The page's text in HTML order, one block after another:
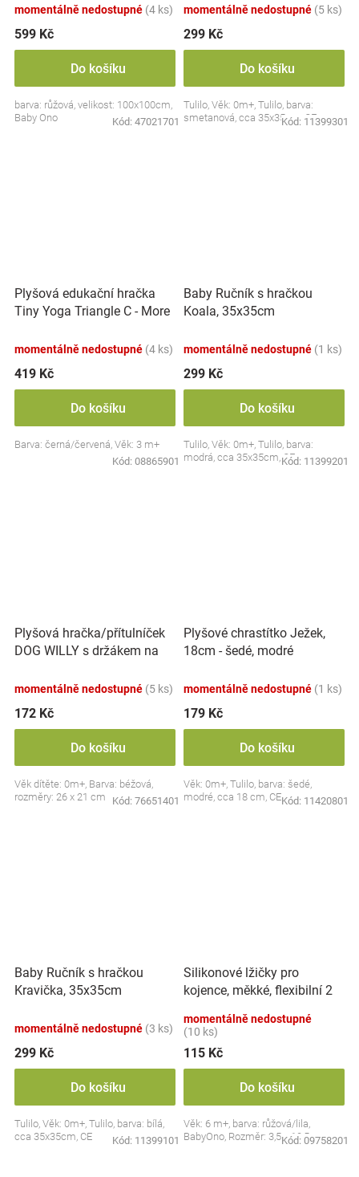
momentálně nedostupné (4 ks)
599 Kč
Do košíku
barva: růžová, velikost: 100x100cm,
Baby Ono
Kód: 47021701
momentálně nedostupné (5 ks)
299 Kč
Do košíku
Tulilo, Věk: 0m+, Tulilo, barva:
smetanová, cca 35x35cm, CE
Kód: 11399301
Plyšová edukační hračka
Tiny Yoga Triangle C - More
BabyOno
momentálně nedostupné (4 ks)
419 Kč
Do košíku
Barva: černá/červená, Věk: 3 m+
Kód: 08865901
Baby Ručník s hračkou
Koala, 35x35cm
momentálně nedostupné (1 ks)
299 Kč
Do košíku
Tulilo, Věk: 0m+, Tulilo, barva:
modrá, cca 35x35cm, CE
Kód: 11399201
Plyšová hračka/přítulníček
DOG WILLY s držákem na
momentálně nedostupné (5 ks)
172 Kč
Do košíku
Věk dítěte: 0m+, Barva: béžová,
rozměry: 26 x 21 cm
Kód: 76651401
Plyšové chrastítko Ježek,
18cm - šedé, modré
momentálně nedostupné (1 ks)
179 Kč
Do košíku
Věk: 0m+, Tulilo, barva: šedé,
modré, cca 18 cm, CEKód: 11420801
Baby Ručník s hračkou
Kravička, 35x35cm
momentálně nedostupné (3 ks)
299 Kč
Do košíku
Tulilo, Věk: 0m+, Tulilo, barva: bílá,
cca 35x35cm, CE
Kód: 11399101
Silikonové lžičky pro
kojence, měkké, flexibilní 2
momentálně nedostupné
(10 ks)
115 Kč
Do košíku
Věk: 6 m+, barva: růžová/lila,
BabyOno, Rozměr: 3,5 x 10,5 cm
Kód: 09758201